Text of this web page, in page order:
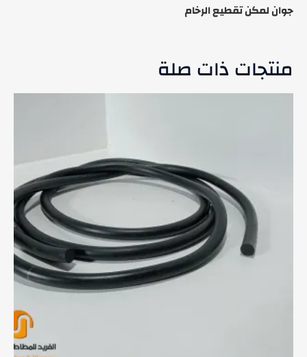
جوان لمكن تقطيع الرخام
منتجات ذات صلة